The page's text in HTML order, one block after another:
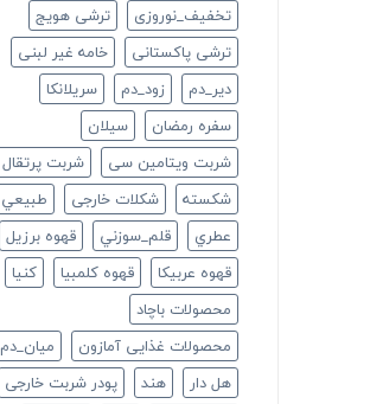
تخفیف_نوروزی
ترشی هویج
ترشی پاکستانی
خامه غیر لبنی
دير_دم
زود_دم
سريلانكا
سفره رمضان
سيلان
شربت ویتامین سی
شربت پرتقال
شكسته
شکلات خارجی
طبيعي
عطري
قلم_سوزني
قهوه برزیل
قهوه عربیکا
قهوه کلمبیا
كنيا
محصولات باچاد
محصولات غذایی آمازون
ميان_دم
هل دار
هند
پودر شربت خارجی